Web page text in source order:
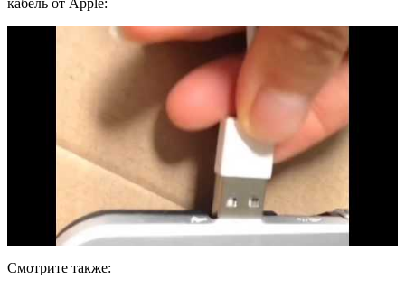
Смотрите также: